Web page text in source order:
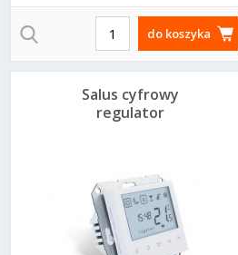
do koszyka
Salus cyfrowy
regulator
BTRP230(50)